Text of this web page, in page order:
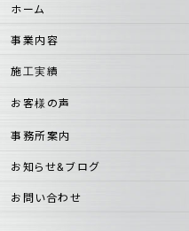
ホーム
事業内容
施工実績
お客様の声
事務所案内
お知らせ&ブログ
お問い合わせ